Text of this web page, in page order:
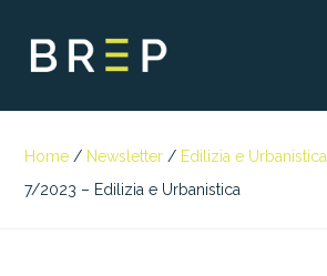
Home / Newsletter / Edilizia e Urbanistica
7/2023 – Edilizia e Urbanistica